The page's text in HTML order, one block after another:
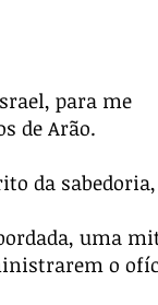
para me
de Arão.
da
uma
o